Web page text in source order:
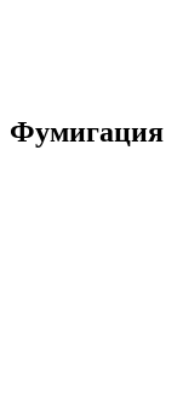
Фумигация